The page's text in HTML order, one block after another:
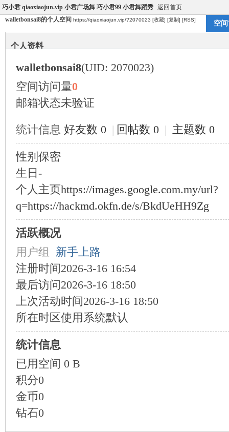
巧小君 qiaoxiaojun.vip 小君广场舞 巧小君99 小君舞蹈秀 返回首页
walletbonsai8的个人空间 https://qiaoxiaojun.vip/?2070023 [收藏] [复制] [RSS] 空
个人资料
walletbonsai8(UID: 2070023)
空间访问量0
邮箱状态未验证
统计信息 好友数 0 | 回帖数 0 | 主题数 0
性别 保密
生日 -
个人主页https://images.google.com.my/url?
q=https://hackmd.okfn.de/s/BkdUeHH9Zg
活跃概况
用户组 新手上路
注册时间2026-3-16 16:54
最后访问2026-3-16 18:50
上次活动时间2026-3-16 18:50
所在时区使用系统默认
统计信息
已用空间 0 B
积分0
金币0
钻石0